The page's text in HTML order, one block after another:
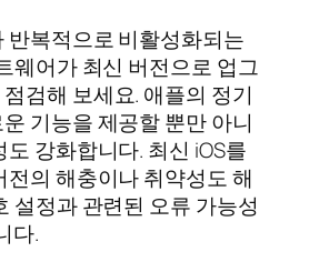
반복적으로 비활성화되는
웨어가 최신 버전으로 업그
검해 보세요. 애플의 정기
기능을 제공할 뿐만 아니
강화합니다. 최신 iOS를
전의 해충이나 취약성도 해
설정과 관련된 오류 가능성
다.